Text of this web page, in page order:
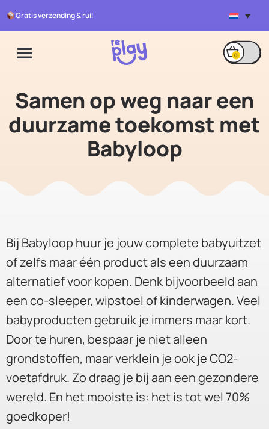
Gratis verzending & ruil
0
Samen op weg naar
een duurzame
toekomst met
Babyloop
Samen op weg naar een
duurzame toekomst met
Babyloop
Bij Babyloop huur je jouw complete babyuitzet
of zelfs maar één product als een duurzaam
alternatief voor kopen. Denk bijvoorbeeld aan
een co-sleeper, wipstoel of kinderwagen. Veel
babyproducten gebruik je immers maar kort.
Door te huren, bespaar je niet alleen
grondstoffen, maar verklein je ook je CO2-
voetafdruk. Zo draag je bij aan een gezondere
wereld. En het mooiste is: het is tot wel 70%
goedkoper!